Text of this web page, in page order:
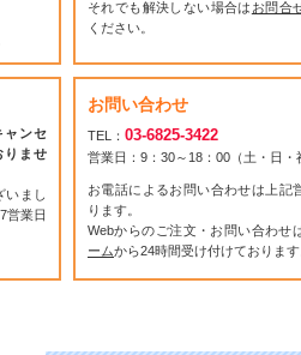
それでも解決しない場合は お問合
ください。
ャンセ
りませ
いまし
営業日
お問い合わせ
TEL： 03-6825-3422
営業日：9：30～18：00（土・日・
お電話によるお問い合わせは上記
ります。
Webからのご注文・お問い合わせ
ームから24時間受け付けております